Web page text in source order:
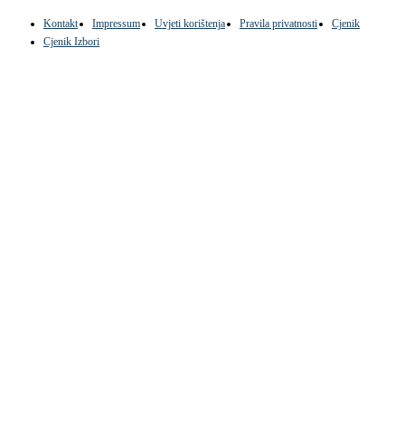
Kontakt Impressum Uvjeti korištenja Pravila privatnosti
Cjenik
Cjenik Izbori